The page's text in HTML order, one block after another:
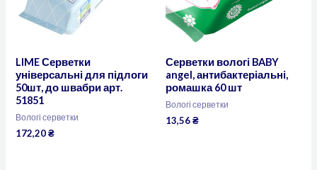
LIME Серветки
універсальні для підлоги
50шт, до швабри арт.
51851
Вологі серветки
172,20₴
Серветки вологі BABY
angel, антибактеріальні,
ромашка 60 шт
Вологі серветки
13,56₴